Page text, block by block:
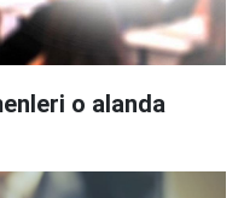
o alanda